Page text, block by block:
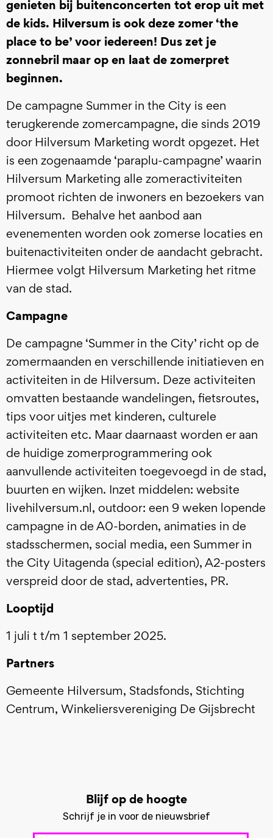
genieten bij buitenconcerten tot erop uit met
de kids. Hilversum is ook deze zomer ‘the
place to be’ voor iedereen! Dus zet je
zonnebril maar op en laat de zomerpret
beginnen.
De campagne Summer in the City is een
terugkerende zomercampagne, die sinds 2019
door Hilversum Marketing wordt opgezet. Het
is een zogenaamde ‘paraplu-campagne’ waarin
Hilversum Marketing alle zomeractiviteiten
promoot richten de inwoners en bezoekers van
Hilversum. Behalve het aanbod aan
evenementen worden ook zomerse locaties en
buitenactiviteiten onder de aandacht gebracht.
Hiermee volgt Hilversum Marketing het ritme
van de stad.
Campagne
De campagne ‘Summer in the City’ richt op de
zomermaanden en verschillende initiatieven en
activiteiten in de Hilversum. Deze activiteiten
omvatten bestaande wandelingen, fietsroutes,
tips voor uitjes met kinderen, culturele
activiteiten etc. Maar daarnaast worden er aan
de huidige zomerprogrammering ook
aanvullende activiteiten toegevoegd in de stad,
buurten en wijken. Inzet middelen: website
livehilversum.nl, outdoor: een 9 weken lopende
campagne in de A0-borden, animaties in de
stadsschermen, social media, een Summer in
the City Uitagenda (special edition), A2-posters
verspreid door de stad, advertenties, PR.
Looptijd
1 juli t t/m 1 september 2025.
Partners
Gemeente Hilversum, Stadsfonds, Stichting
Centrum, Winkeliersvereniging De Gijsbrecht
Blijf op de hoogte
Schrijf je in voor de nieuwsbrief